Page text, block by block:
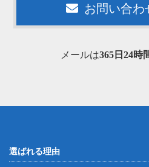
お問い合わ
メールは365日24時
選ばれる理由